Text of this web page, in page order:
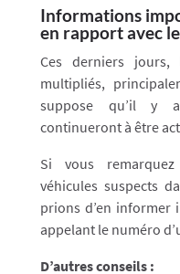
Informations
en rapport avec
Ces derniers jours,
multipliés,
suppose qu’il y
continueront à être
Si vous
véhicules suspects
prions d’en informer
appelant le numéro
D’autres conseils :